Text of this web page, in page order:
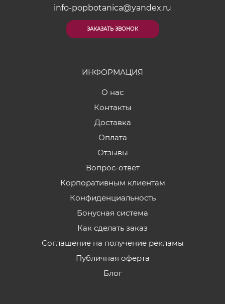
info-popbotanica@yandex.ru
ЗАКАЗАТЬ ЗВОНОК
ИНФОРМАЦИЯ
О нас
Контакты
Доставка
Оплата
Отзывы
Вопрос-ответ
Корпоративным клиентам
Конфиденциальность
Бонусная система
Как сделать заказ
Соглашение на получение рекламы
Публичная оферта
Блог